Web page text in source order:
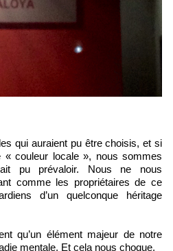
qui auraient pu être choisis, et si
« couleur locale », nous sommes
pu prévaloir. Nous ne nous
comme les propriétaires de ce
d’un quelconque héritage
qu’un élément majeur de notre
mentale. Et cela nous choque.